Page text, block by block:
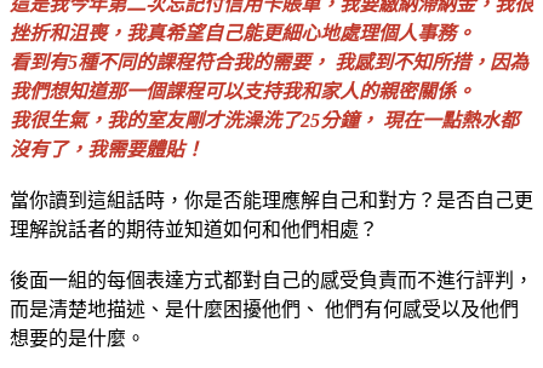
這是我今年第二次忘記付信用卡賬單，我要繳納滯納金，我很
挫折和沮喪，我真希望自己能更細心地處理個人事務。
看到有5種不同的課程符合我的需要， 我感到不知所措，因為
我們想知道那一個課程可以支持我和家人的親密關係。
我很生氣，我的室友剛才洗澡洗了25分鐘， 現在一點熱水都
沒有了，我需要體貼！
當你讀到這組話時，你是否能理應解自己和對方？是否自己更
理解說話者的期待並知道如何和他們相處？
後面一組的每個表達方式都對自己的感受負責而不進行評判，
而是清楚地描述、是什麼困擾他們、 他們有何感受以及他們
想要的是什麼。